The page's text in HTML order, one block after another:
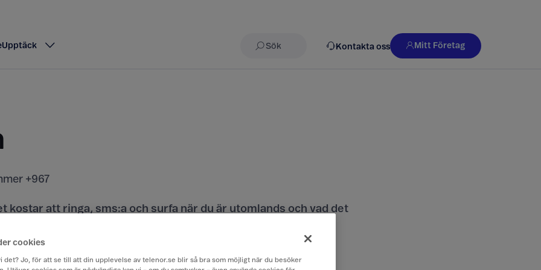
Upptäck
Sök Kontakta oss Mitt Företag
+967
kostar att ringa, sms:a och surfa när du är utomlands och vad det
Sverige till ett annat land.
cookies
det? Jo, för att se till att din upplevelse av telenor.se blir så bra som möjligt när du besöker